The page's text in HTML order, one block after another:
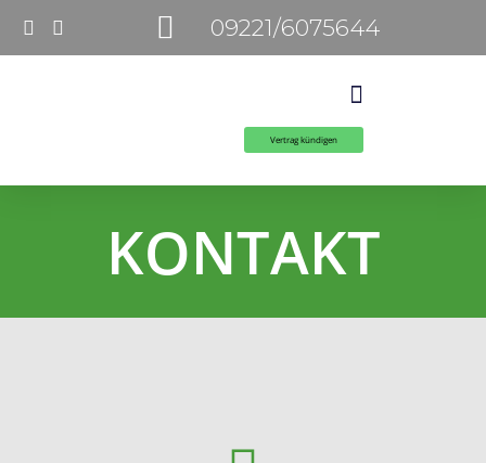
09221/6075644
Vertrag kündigen
KONTAKT